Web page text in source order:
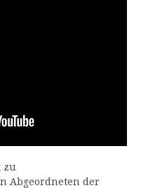
zu
Abgeordneten der